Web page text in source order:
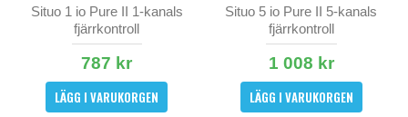
Situo 1 io Pure II 1-kanals
fjärrkontroll
787 kr
LÄGG I VARUKORGEN
Situo 5 io Pure II 5-kanals
fjärrkontroll
1 008 kr
LÄGG I VARUKORGEN